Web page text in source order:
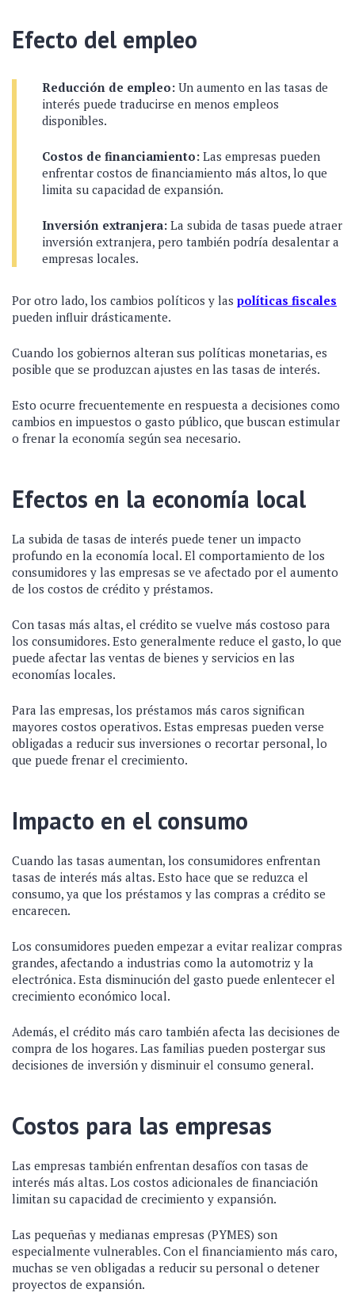
Efecto del empleo
Reducción de empleo: Un aumento en las tasas de
interés puede traducirse en menos empleos
disponibles.
Costos de financiamiento: Las empresas pueden
enfrentar costos de financiamiento más altos, lo que
limita su capacidad de expansión.
Inversión extranjera: La subida de tasas puede atraer
inversión extranjera, pero también podría desalentar a
empresas locales.
Por otro lado, los cambios políticos y las políticas fiscales
pueden influir drásticamente.
Cuando los gobiernos alteran sus políticas monetarias, es
posible que se produzcan ajustes en las tasas de interés.
Esto ocurre frecuentemente en respuesta a decisiones como
cambios en impuestos o gasto público, que buscan estimular
o frenar la economía según sea necesario.
Efectos en la economía local
La subida de tasas de interés puede tener un impacto
profundo en la economía local. El comportamiento de los
consumidores y las empresas se ve afectado por el aumento
de los costos de crédito y préstamos.
Con tasas más altas, el crédito se vuelve más costoso para
los consumidores. Esto generalmente reduce el gasto, lo que
puede afectar las ventas de bienes y servicios en las
economías locales.
Para las empresas, los préstamos más caros significan
mayores costos operativos. Estas empresas pueden verse
obligadas a reducir sus inversiones o recortar personal, lo
que puede frenar el crecimiento.
Impacto en el consumo
Cuando las tasas aumentan, los consumidores enfrentan
tasas de interés más altas. Esto hace que se reduzca el
consumo, ya que los préstamos y las compras a crédito se
encarecen.
Los consumidores pueden empezar a evitar realizar compras
grandes, afectando a industrias como la automotriz y la
electrónica. Esta disminución del gasto puede enlentecer el
crecimiento económico local.
Además, el crédito más caro también afecta las decisiones de
compra de los hogares. Las familias pueden postergar sus
decisiones de inversión y disminuir el consumo general.
Costos para las empresas
Las empresas también enfrentan desafíos con tasas de
interés más altas. Los costos adicionales de financiación
limitan su capacidad de crecimiento y expansión.
Las pequeñas y medianas empresas (PYMES) son
especialmente vulnerables. Con el financiamiento más caro,
muchas se ven obligadas a reducir su personal o detener
proyectos de expansión.